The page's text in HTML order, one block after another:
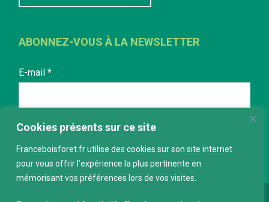
Cookies présents sur ce site
Franceboisforet.fr utilise des cookies sur son site internet
pour vous offrir l’expérience la plus pertinente en
mémorisant vos préférences lors de vos visites.
ABONNEZ-VOUS À LA NEWSLETTER
E-mail *